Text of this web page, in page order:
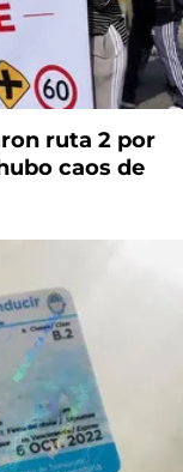
ruta 2 por
caos de